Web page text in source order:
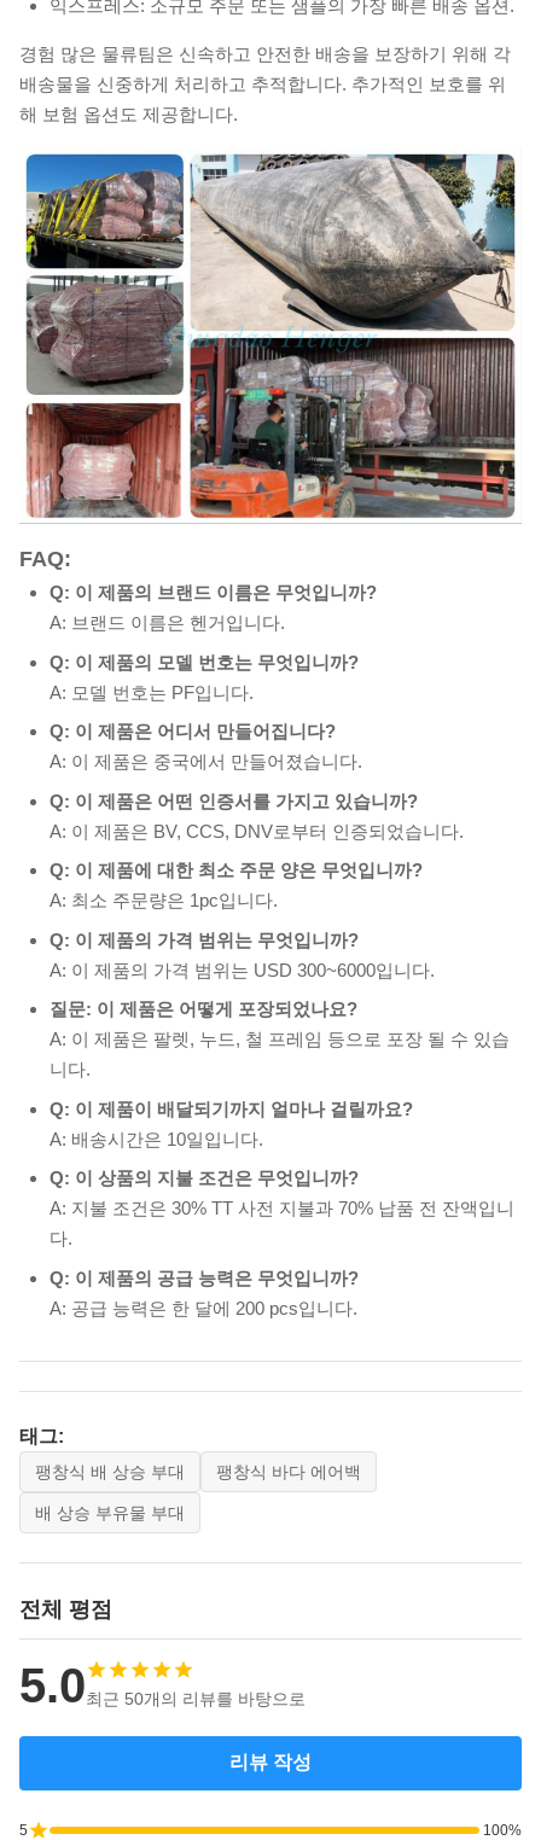
익스프레스: 소규모 주문 또는 샘플의 가장 빠른 배송 옵션.
경험 많은 물류팀은 신속하고 안전한 배송을 보장하기 위해 각
배송물을 신중하게 처리하고 추적합니다. 추가적인 보호를 위
해 보험 옵션도 제공합니다.
FAQ:
Q: 이 제품의 브랜드 이름은 무엇입니까?
A: 브랜드 이름은 헨거입니다.
Q: 이 제품의 모델 번호는 무엇입니까?
A: 모델 번호는 PF입니다.
Q: 이 제품은 어디서 만들어집니다?
A: 이 제품은 중국에서 만들어졌습니다.
Q: 이 제품은 어떤 인증서를 가지고 있습니까?
A: 이 제품은 BV, CCS, DNV로부터 인증되었습니다.
Q: 이 제품에 대한 최소 주문 양은 무엇입니까?
A: 최소 주문량은 1pc입니다.
Q: 이 제품의 가격 범위는 무엇입니까?
A: 이 제품의 가격 범위는 USD 300~6000입니다.
질문: 이 제품은 어떻게 포장되었나요?
A: 이 제품은 팔렛, 누드, 철 프레임 등으로 포장 될 수 있습
니다.
Q: 이 제품이 배달되기까지 얼마나 걸릴까요?
A: 배송시간은 10일입니다.
Q: 이 상품의 지불 조건은 무엇입니까?
A: 지불 조건은 30% TT 사전 지불과 70% 납품 전 잔액입니
다.
Q: 이 제품의 공급 능력은 무엇입니까?
A: 공급 능력은 한 달에 200 pcs입니다.
태그:
팽창식 배 상승 부대 팽창식 바다 에어백
배 상승 부유물 부대
전체 평점
5.0최근 50개의 리뷰를 바탕으로
리뷰 작성
5 100%